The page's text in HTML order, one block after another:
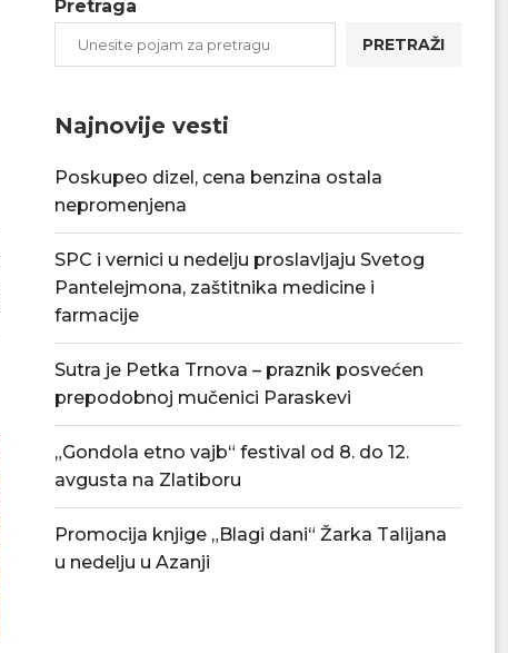
Pretraga
PRETRAŽI
Najnovije vesti
Poskupeo dizel, cena benzina ostala
nepromenjena
SPC i vernici u nedelju proslavljaju Svetog
Pantelejmona, zaštitnika medicine i
farmacije
Sutra je Petka Trnova – praznik posvećen
prepodobnoj mučenici Paraskevi
„Gondola etno vajb“ festival od 8. do 12.
avgusta na Zlatiboru
Promocija knjige „Blagi dani“ Žarka Talijana
u nedelju u Azanji